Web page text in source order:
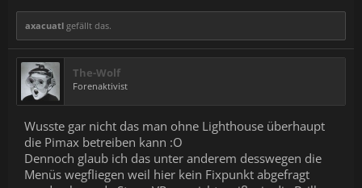
axacuatl gefällt das.
The-Wolf
Forenaktivist
Wusste gar nicht das man ohne Lighthouse überhaupt
die Pimax betreiben kann :O
Dennoch glaub ich das unter anderem desswegen die
Menüs wegfliegen weil hier kein Fixpunkt abgefragt